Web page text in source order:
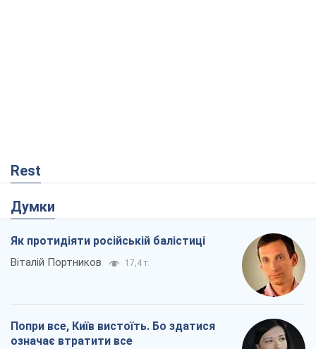
Rest
Думки
Як протидіяти російській балістиці
Віталій Портников 17,4 т.
Попри все, Київ вистоїть. Бо здатися
означає втратити все